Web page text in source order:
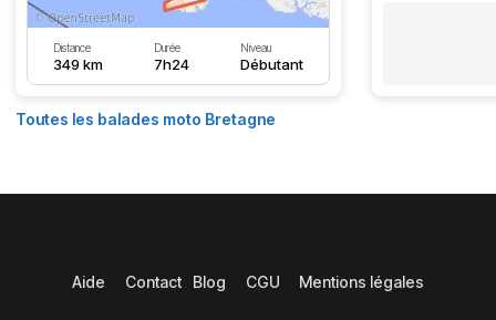
Distance
349 km
Durée
7h24
Niveau
Débutant
Toutes les balades moto Bretagne
Aide Contact Blog CGU Mentions légales